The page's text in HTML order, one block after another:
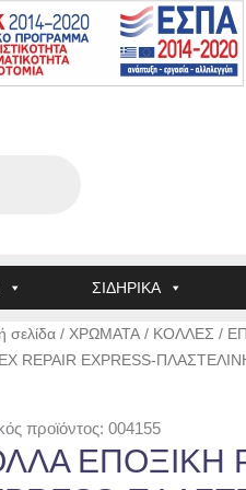
ΣΙΔΗΡΙΚΑ
σελίδα / ΧΡΩΜΑΤΑ / ΚΟΛΛΕΣ /
REPAIR EXPRESS-
προϊόντος: 004155
ΕΠΟΞΙΚΗ